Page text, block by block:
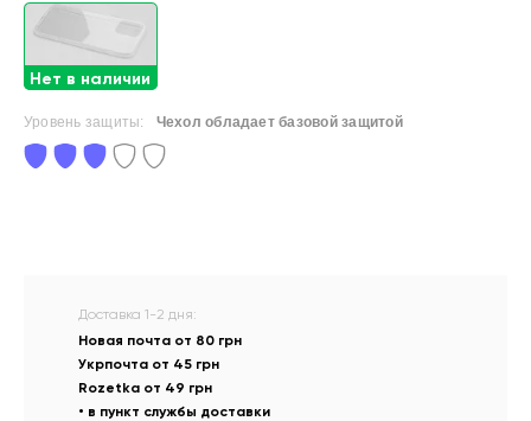
Нет в наличии
Уровень защиты: Чехол обладает базовой защитой
Доставка 1-2 дня:
Новая почта от 80 грн
Укрпочта от 45 грн
Rozetka от 49 грн
• в пункт службы доставки